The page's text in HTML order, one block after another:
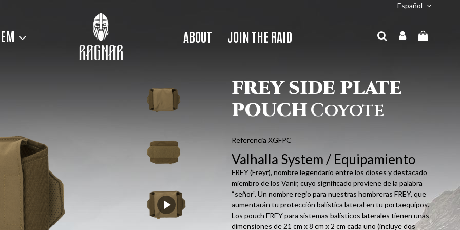
Español
ABOUT JOIN THE RAID
FREY SIDE PLATE
POUCHCoyote
Referencia XGFPC
Valhalla System / Equipamiento
FREY (Freyr), nombre legendario entre los dioses y destacado
miembro de los Vanir, cuyo significado proviene de la palabra
“señor”. Un nombre regio para nuestras hombreras FREY, que
aumentarán tu protección balística lateral en tu portaequipos.
Los pouch FREY para sistemas balísticos laterales tienen unas
dimensiones de 21 cm x 8 cm x 2 cm cada uno (incluye dos